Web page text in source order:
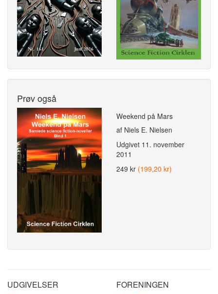
Prøv også
Weekend på Mars
af Niels E. Nielsen
Udgivet 11. november
2011
249 kr (199,20 kr)
UDGIVELSER
FORENINGEN